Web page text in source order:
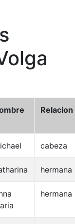
Relacion
cabeza
hermana
hermana